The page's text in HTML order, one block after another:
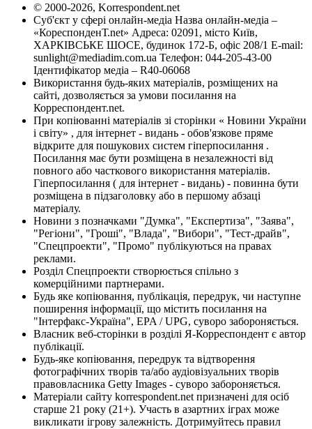
© 2000-2026, Korrespondent.net
Суб'єкт у сфері онлайн-медіа Назва онлайн-медіа –
«КореспонденТ.net» Адреса: 02091, місто Київ,
ХАРКІВСЬКЕ ШОСЕ, будинок 172-Б, офіс 208/1 E-mail:
sunlight@mediadim.com.ua Телефон: 044-205-43-00
Ідентифікатор медіа – R40-06068
Використання будь-яких матеріалів, розміщених на
сайті, дозволяється за умови посилання на
Корреспондент.net.
При копіюванні матеріалів зі сторінки « Новини України
і світу» , для інтернет - видань - обов'язкове пряме
відкрите для пошукових систем гіперпосилання .
Посилання має бути розміщена в незалежності від
повного або часткового використання матеріалів.
Гіперпосилання ( для інтернет - видань) - повинна бути
розміщена в підзаголовку або в першому абзаці
матеріалу.
Новини з позначками "Думка", "Експертиза", "Заява",
"Регіони", "Гроші", "Влада", "Вибори", "Тест-драйв",
"Спецпроекти", "Промо" публікуються на правах
реклами.
Розділ Спецпроекти створюється спільно з
комерційними партнерами.
Будь яке копіювання, публікація, передрук, чи наступне
поширення інформації, що містить посилання на
"Інтерфакс-Україна", EPA / UPG, суворо забороняється.
Власник веб-сторінки в розділі Я-Корреспондент є автор
публікації.
Будь-яке копіювання, передрук та відтворення
фотографічних творів та/або аудіовізуальних творів
правовласника Getty Images - суворо забороняється.
Матеріали сайту korrespondent.net призначені для осіб
старше 21 року (21+). Участь в азартних іграх може
викликати ігрову залежність. Дотримуйтесь правил